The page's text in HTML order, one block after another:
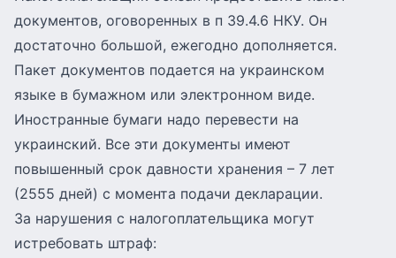
документов, оговоренных в п 39.4.6 НКУ. Он
достаточно большой, ежегодно дополняется.
Пакет документов подается на украинском
языке в бумажном или электронном виде.
Иностранные бумаги надо перевести на
украинский. Все эти документы имеют
повышенный срок давности хранения – 7 лет
(2555 дней) с момента подачи декларации.
За нарушения с налогоплательщика могут
истребовать штраф: